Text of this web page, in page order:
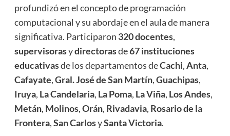
profundizó en el concepto de programación
computacional y su abordaje en el aula de manera
significativa. Participaron 320 docentes,
supervisorasydirectorasde67 instituciones
educativasde los departamentos deCachi,Anta,
Cafayate,Gral. José de San Martín,Guachipas,
Iruya, La Candelaria, La Poma, La Viña, Los Andes,
Metán, Molinos,Orán, Rivadavia, Rosario de la
Frontera,San CarlosySanta Victoria.